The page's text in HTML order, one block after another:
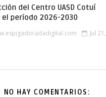
del Centro UASD Cotuí
el período 2026-2030
Jul 21,
NO HAY COMENTARIOS: